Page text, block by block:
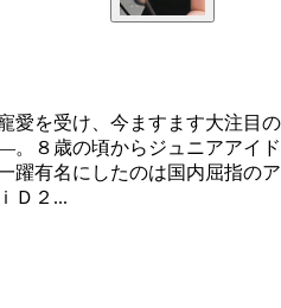
愛を受け、今ますます大注目の
８歳の頃からジュニアアイド
躍有名にしたのは国内屈指のア
Ｄ２...